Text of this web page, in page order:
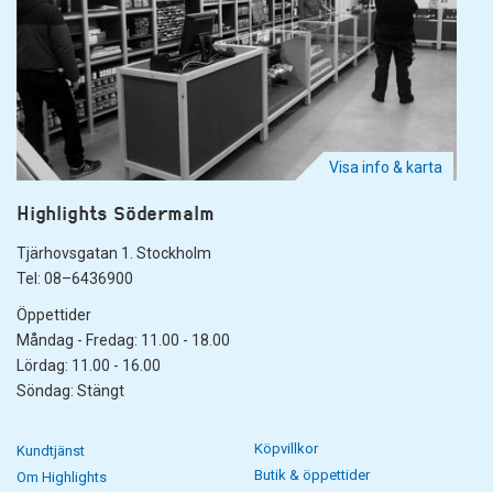
Visa info & karta
Highlights Södermalm
Tjärhovsgatan 1. Stockholm
Tel: 08–6436900
Öppettider
Måndag - Fredag: 11.00 - 18.00
Lördag: 11.00 - 16.00
Söndag: Stängt
Kundtjänst
Om Highlights
Köpvillkor
Butik & öppettider